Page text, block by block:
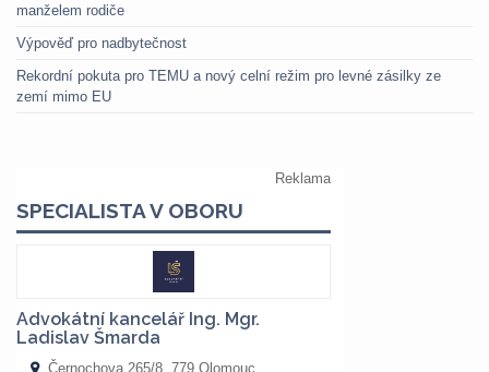
manželem rodiče
Výpověď pro nadbytečnost
Rekordní pokuta pro TEMU a nový celní režim pro levné zásilky ze
zemí mimo EU